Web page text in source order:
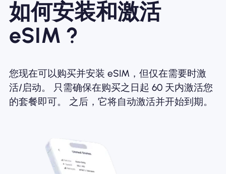
如何安装和激活
eSIM ?
您现在可以购买并安装 eSIM，但仅在需要时激
活/启动。 只需确保在购买之日起 60 天内激活您
的套餐即可。 之后，它将自动激活并开始到期。